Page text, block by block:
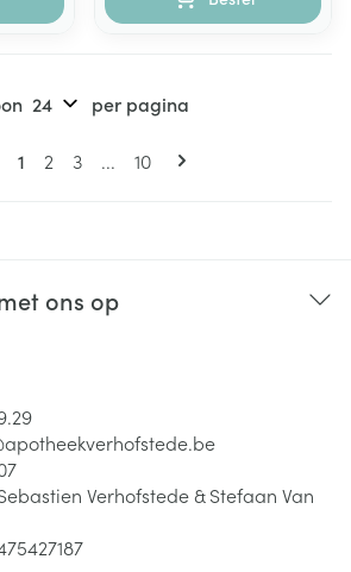
Pagina's
U lees momenteel pagina
1 Pagina
2 Pagina
3 ... Pagina
10
per pagina
ons op
apotheekverhofstede.be
Verhofstede & Stefaan Van